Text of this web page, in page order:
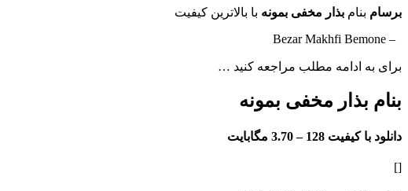
برسام بنام بذار مخفی بمونه با بالاترین کیفیت
– Bezar Makhfi Bemone
برای به ادامه مطلب مراجعه کنید …
بنام بذار مخفی بمونه
دانلود با کیفیت 128 – 3.70 مگابایت
[]